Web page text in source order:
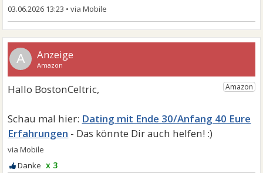
03.06.2026 13:23 •
A
Dating mit Ende 30/Anfang 40 Eure
Erfahrungen
x 3